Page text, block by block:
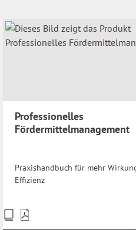
Professionelles
Fördermittelmanagement
Praxishandbuch für mehr
Effizienz
Preise
inkl.